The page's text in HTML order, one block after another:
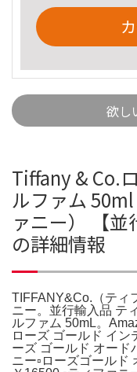
欲し
Tiffany & Co.
ルファム
ァニー） 【
の詳細情報
TIFFANY&Co.（ティ
ニー。並行輸入品 テ
ルファム 50mL。
ローズ ゴールド イン
ーズ ゴールド オード
ニー▫ローズゴールド